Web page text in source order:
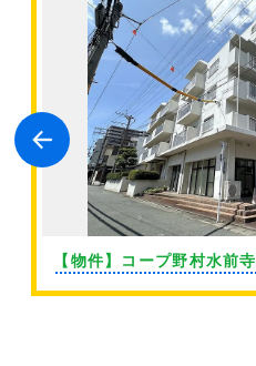
【物件】コープ野村水前寺